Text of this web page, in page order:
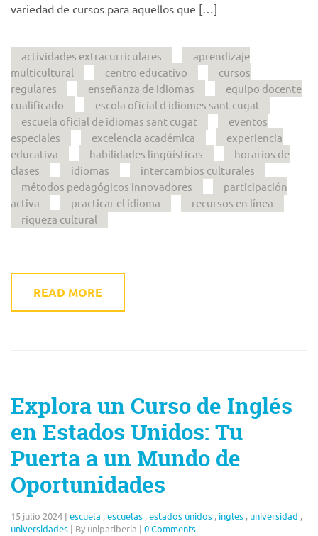
variedad de cursos para aquellos que […]
actividades extracurriculares
aprendizaje
multicultural
centro educativo
cursos
regulares
enseñanza de idiomas
equipo docente
cualificado
escola oficial d idiomes sant cugat
escuela oficial de idiomas sant cugat
eventos
especiales
excelencia académica
experiencia
educativa
habilidades lingüísticas
horarios de
clases
idiomas
intercambios culturales
métodos pedagógicos innovadores
participación
activa
practicar el idioma
recursos en línea
riqueza cultural
READ MORE
Explora un Curso de Inglés
en Estados Unidos: Tu
Puerta a un Mundo de
Oportunidades
15 julio 2024 | escuela ,escuelas ,estados unidos , ingles , universidad ,
universidades | By unipariberia | 0 Comments